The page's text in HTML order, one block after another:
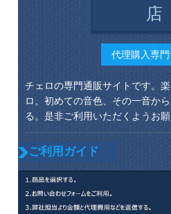
店
代理購入専門
チェロの専門通販サイトです。
ロ。初めての音色、その一音か
る。是非ご利用いただくようお願
ご利用ガイド